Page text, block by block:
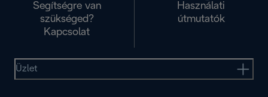
Segítségre van
szükséged?
Kapcsolat
Használati
útmutatók
Üzlet